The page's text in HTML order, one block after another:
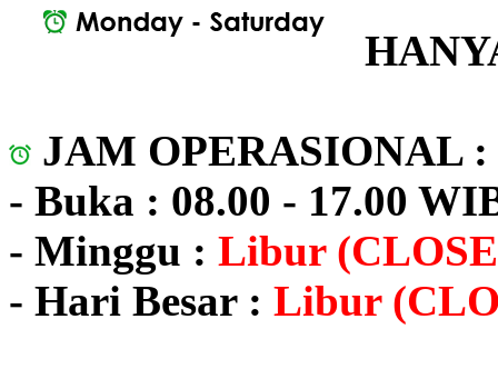
JAM OPERASIONAL :
- Buka : 08.00 - 17.00
- Minggu : Libur
- Hari Besar : Libur